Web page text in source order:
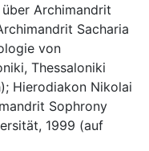
Archimandrit
Sacharia
von
Thessaloniki
Hierodiakon Nikolai
Sophrony
1999 (auf